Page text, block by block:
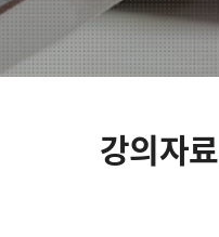
강의자료